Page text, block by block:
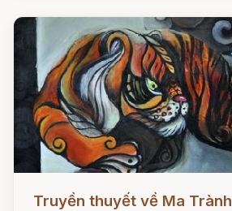
Đọc ngay
Truyền thuyết về Ma Trành